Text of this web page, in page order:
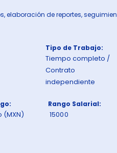
elaboración de reportes,
Tipo de Trabajo:
Tiempo completo /
Contrato
independiente
(MXN)
Rango Salarial:
15000